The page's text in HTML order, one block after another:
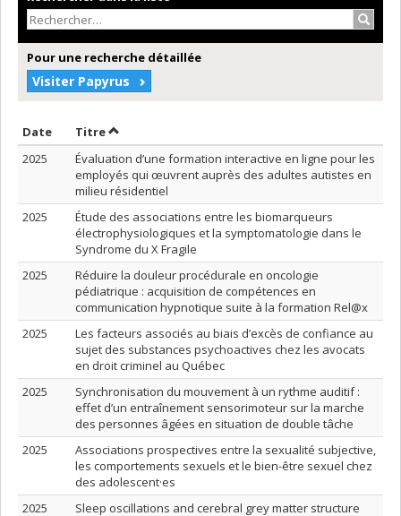
Pour une recherche détaillée
Visiter Papyrus
Date Trier par date en ordre croissant
TitreTrier par titre en ordre croissant
2025
Évaluation d’une formation interactive en ligne pour les
employés qui œuvrent auprès des adultes autistes en
milieu résidentiel
2025
Étude des associations entre les biomarqueurs
électrophysiologiques et la symptomatologie dans le
Syndrome du X Fragile
2025
Réduire la douleur procédurale en oncologie
pédiatrique : acquisition de compétences en
communication hypnotique suite à la formation Rel@x
2025
Les facteurs associés au biais d’excès de confiance au
sujet des substances psychoactives chez les avocats
en droit criminel au Québec
2025
Synchronisation du mouvement à un rythme auditif :
effet d’un entraînement sensorimoteur sur la marche
des personnes âgées en situation de double tâche
2025
Associations prospectives entre la sexualité subjective,
les comportements sexuels et le bien-être sexuel chez
des adolescent·es
2025
Sleep oscillations and cerebral grey matter structure